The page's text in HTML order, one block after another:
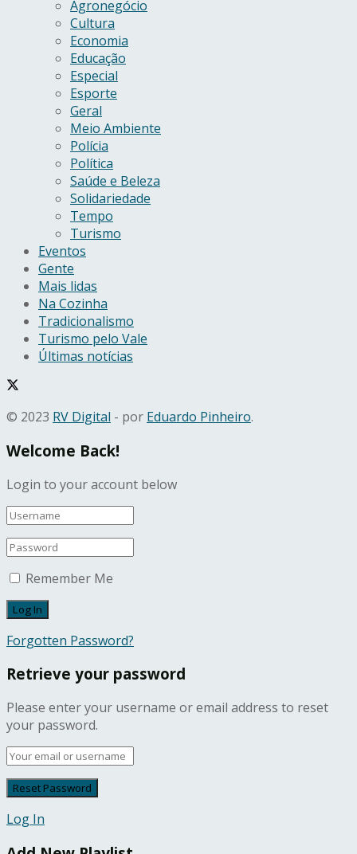
Agronegócio
Cultura
Economia
Educação
Especial
Esporte
Geral
Meio Ambiente
Polícia
Política
Saúde e Beleza
Solidariedade
Tempo
Turismo
Eventos
Gente
Mais lidas
Na Cozinha
Tradicionalismo
Turismo pelo Vale
Últimas notícias
© 2023 RV Digital - por Eduardo Pinheiro.
Welcome Back!
Login to your account below
Remember Me
Forgotten Password?
Retrieve your password
Please enter your username or email address to reset
your password.
Log In